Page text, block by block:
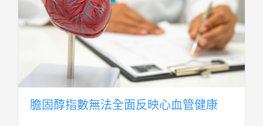
膽固醇指數無法全面反映心血管健康